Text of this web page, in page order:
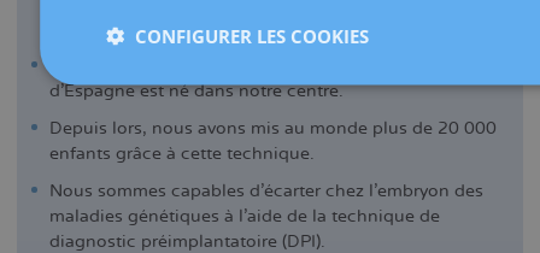
MÉDECINE DE LA REPRODUCTION
d'Espagne est né dans notre centre.
Depuis lors, nous avons mis au monde plus de 20 000
enfants grâce à cette technique.
Nous sommes capables d'écarter chez l'embryon des
maladies génétiques à l'aide de la technique de
diagnostic préimplantatoire (DPI).
CONFIGURER LES COOKIES